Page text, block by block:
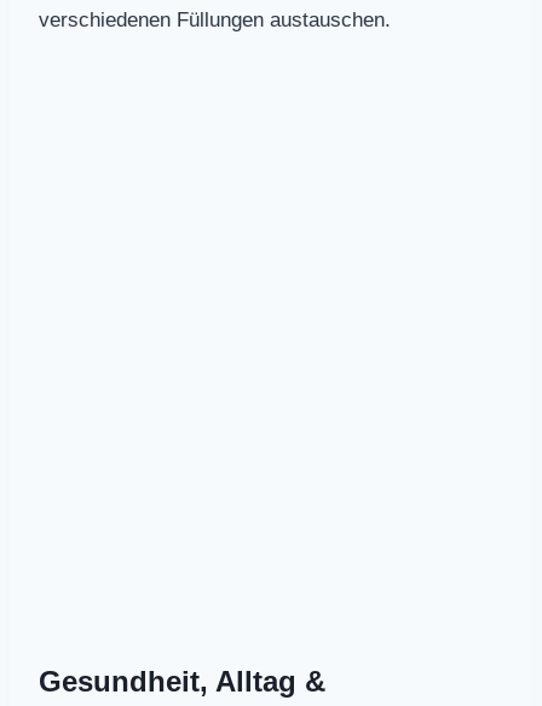
verschiedenen Füllungen austauschen.
Gesundheit, Alltag &